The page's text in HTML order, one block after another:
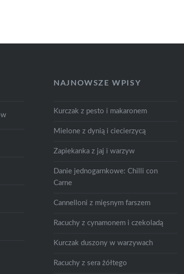
NAJNOWSZE WPISY
Kurczak z pesto i makaronem
Mielone z dynią i ciecierzycą
Zapiekanka z jaj i warzyw
Danie jednogarnkowe: Chilli con
Carne
Cannelloni z mięsnym farszem
Racuchy z cynamonem i czekoladą
Kurczak duszony w warzywach
Racuchy z sera żółtego